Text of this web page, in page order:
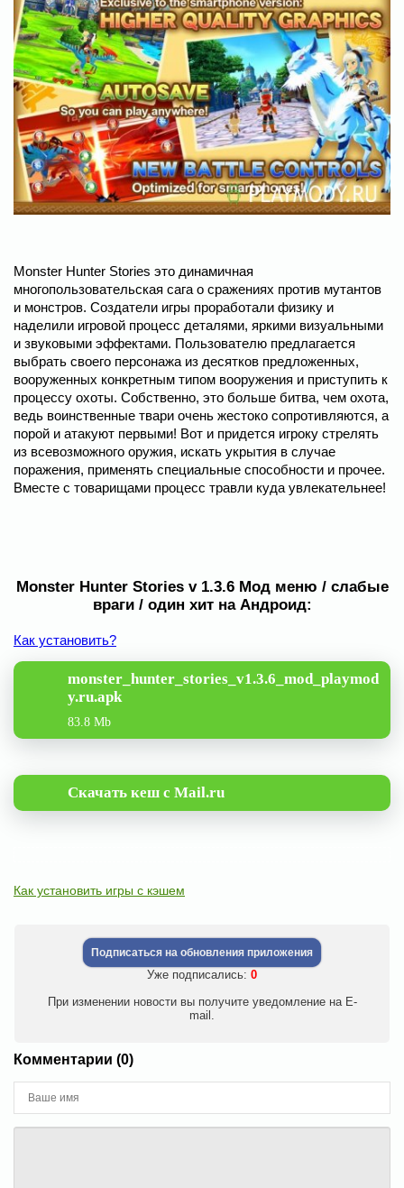
Monster Hunter Stories это динамичная
многопользовательская сага о сражениях против мутантов
и монстров. Создатели игры проработали физику и
наделили игровой процесс деталями, яркими визуальными
и звуковыми эффектами. Пользователю предлагается
выбрать своего персонажа из десятков предложенных,
вооруженных конкретным типом вооружения и приступить к
процессу охоты. Собственно, это больше битва, чем охота,
ведь воинственные твари очень жестоко сопротивляются, а
порой и атакуют первыми! Вот и придется игроку стрелять
из всевозможного оружия, искать укрытия в случае
поражения, применять специальные способности и прочее.
Вместе с товарищами процесс травли куда увлекательнее!
Monster Hunter Stories v 1.3.6 Мод меню / слабые
враги / один хит на Андроид:
Как установить?
monster_hunter_stories_v1.3.6_mod_playmod
y.ru.apk
83.8 Mb
Скачать кеш с Mail.ru
Как установить игры с кэшем
Подписаться на обновления приложения
Уже подписались: 0
При изменении новости вы получите уведомление на E-
mail.
Комментарии (0)